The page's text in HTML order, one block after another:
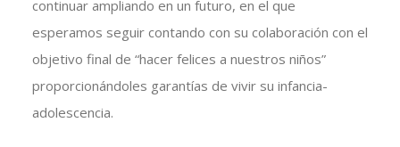
continuar ampliando en un futuro, en el que
esperamos seguir contando con su colaboración con el
objetivo final de “hacer felices a nuestros niños”
proporcionándoles garantías de vivir su infancia-
adolescencia.